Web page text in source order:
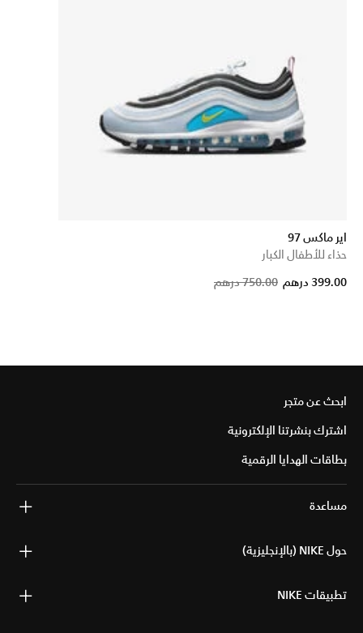
اير ماكس 97
حذاء للأطفال الكبار
Price
750.00 درهم 399.00 درهم
ابحث عن متجر
اشترك بنشرتنا الإلكترونية
بطاقات الهدايا الرقمية
مساعدة
حول NIKE (بالإنجليزية)
تطبيقات NIKE